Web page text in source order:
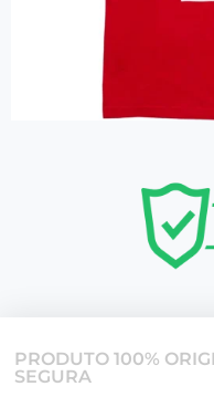
PRODUTO 100%
SEGURA